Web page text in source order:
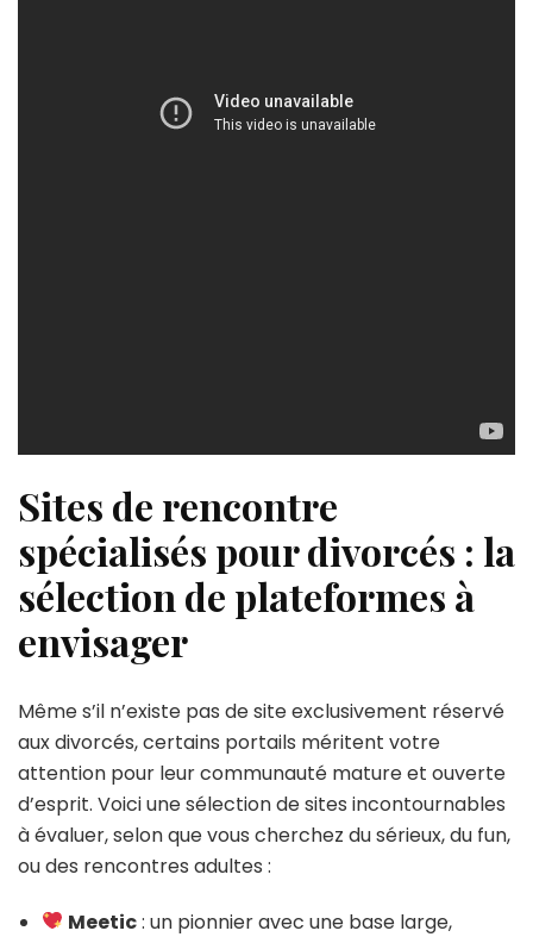
Sites de rencontre
spécialisés pour divorcés : la
sélection de plateformes à
envisager
Même s’il n’existe pas de site exclusivement réservé
aux divorcés, certains portails méritent votre
attention pour leur communauté mature et ouverte
d’esprit. Voici une sélection de sites incontournables
à évaluer, selon que vous cherchez du sérieux, du fun,
ou des rencontres adultes :
Meetic: un pionnier avec une base large,